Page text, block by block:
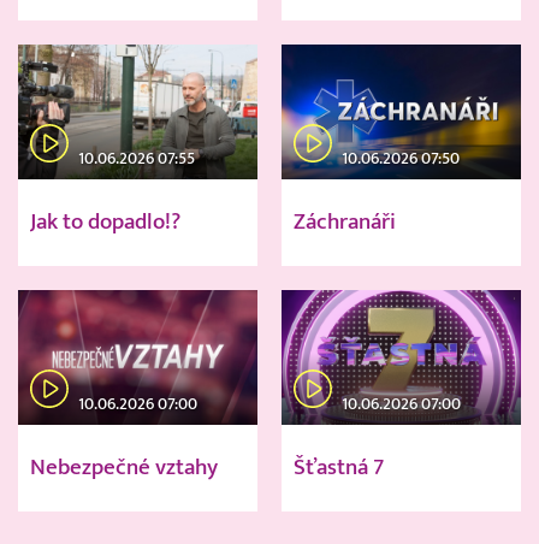
10.06.2026 07:55
Jak to dopadlo!?
10.06.2026 07:50
Záchranáři
10.06.2026 07:00
Nebezpečné vztahy
10.06.2026 07:00
Šťastná 7